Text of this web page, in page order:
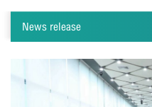
News release